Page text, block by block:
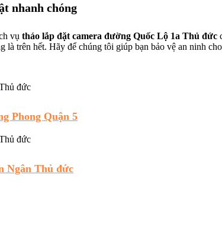
nhanh chóng
vụ tháo lắp đặt camera đường Quốc Lộ 1a Thủ đức
là trên hết. Hãy để chúng tôi giúp bạn bảo vệ an ninh
Phong Quận 5
Ngân Thủ đức